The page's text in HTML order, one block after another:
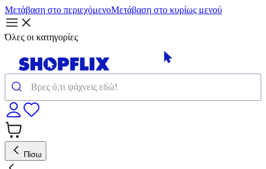
Μετάβαση στο περιεχόμενοΜετάβαση στο κυρίως μενού
Όλες οι κατηγορίες
Πίσω